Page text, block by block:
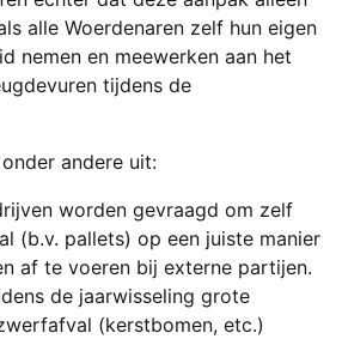
alle Woerdenaren zelf hun eigen
nemen en meewerken aan het
tijdens de
andere uit:
worden gevraagd om zelf
(b.v. pallets) op een juiste manier
af te voeren bij externe partijen.
de jaarwisseling grote
(kerstbomen, etc.)